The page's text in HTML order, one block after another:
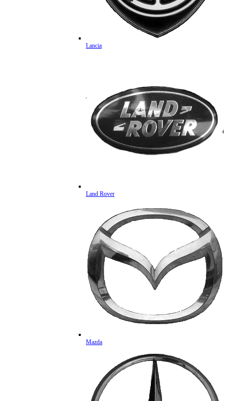
Lancia
Land Rover
Mazda